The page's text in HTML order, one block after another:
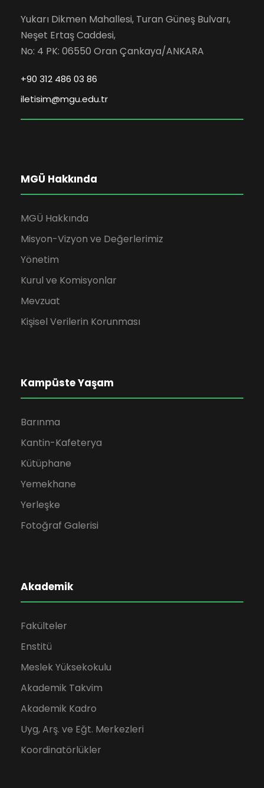
Yukarı Dikmen Mahallesi, Turan Güneş Bulvarı,
Neşet Ertaş Caddesi,
No: 4 PK: 06550 Oran Çankaya/ANKARA
+90 312 486 03 86
iletisim@mgu.edu.tr
MGÜ Hakkında
MGÜ Hakkında
Misyon-Vizyon ve Değerlerimiz
Yönetim
Kurul ve Komisyonlar
Mevzuat
Kişisel Verilerin Korunması
Kampüste Yaşam
Barınma
Kantin-Kafeterya
Kütüphane
Yemekhane
Yerleşke
Fotoğraf Galerisi
Akademik
Fakülteler
Enstitü
Meslek Yüksekokulu
Akademik Takvim
Akademik Kadro
Uyg, Arş. ve Eğt. Merkezleri
Koordinatörlükler